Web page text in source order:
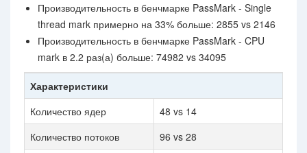
Производительность в бенчмарке PassMark - Single
thread mark примерно на 33% больше: 2855 vs 2146
Производительность в бенчмарке PassMark - CPU
mark в 2.2 раз(а) больше: 74982 vs 34095
Характеристики
Количество ядер
48 vs 14
Количество потоков
96 vs 28